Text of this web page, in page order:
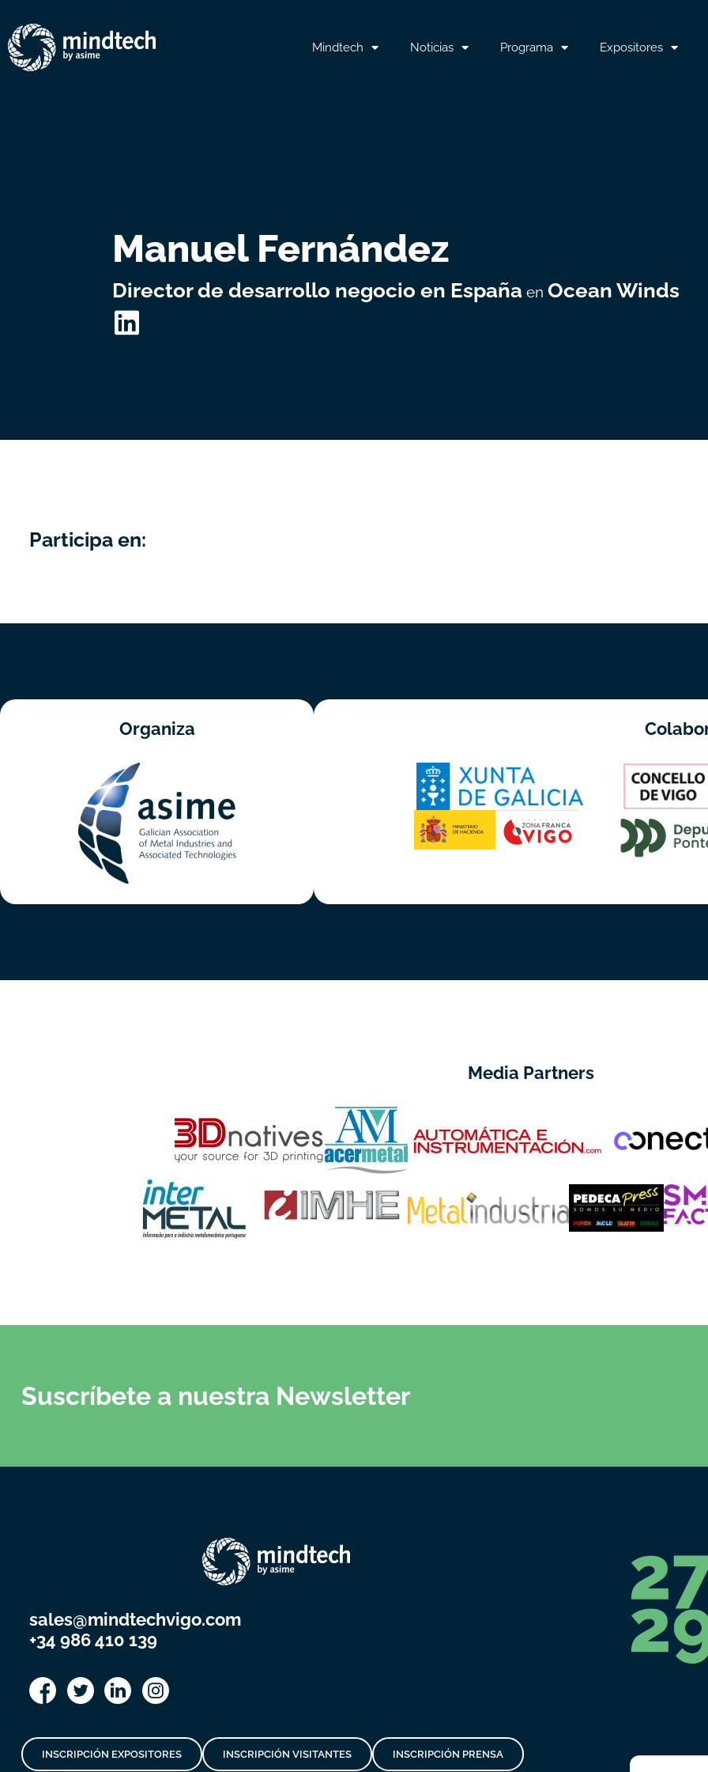
Mindtech Noticias Programa Expositores
Manuel Fernández
Director de desarrollo negocio en España enOcean Winds
Participa en:
Organiza
Media Partners
Suscríbete a nuestra Newsletter
sales@mindtechvigo.com
+34 986 410 139
INSCRIPCIÓN EXPOSITORES INSCRIPCIÓN VISITANTES INSCRIPCIÓN PRENSA